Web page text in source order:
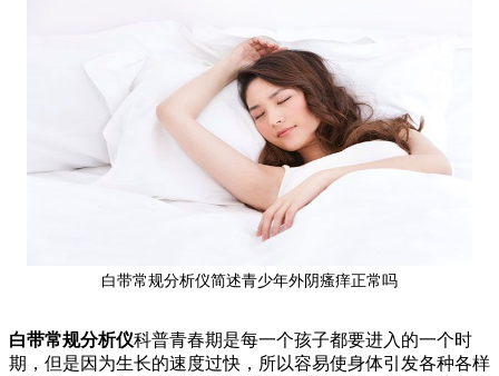
白带常规分析仪简述青少年外阴瘙痒正常吗
白带常规分析仪科普青春期是每一个孩子都要进入的一个时
期，但是因为生长的速度过快，所以容易使身体引发各种各样